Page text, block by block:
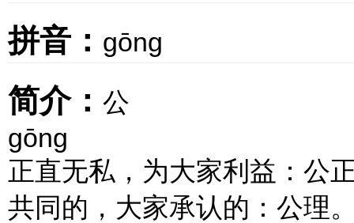
拼音： gōng
简介： 公
gōng
正直无私，为大家利益：公
共同的，大家承认的：公理